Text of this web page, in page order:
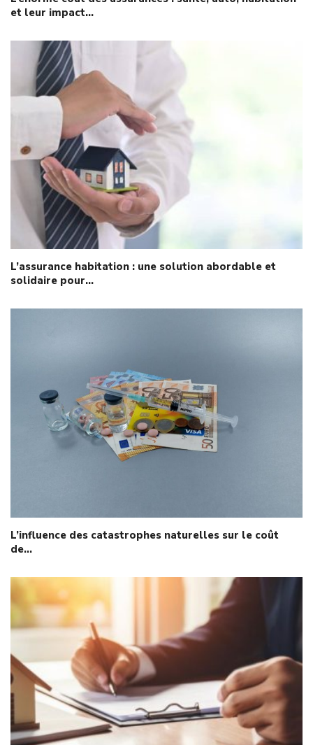
et leur impact…
L’assurance habitation : une solution abordable et
solidaire pour…
L’influence des catastrophes naturelles sur le coût
de…